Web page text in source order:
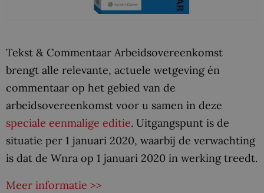
Tekst & Commentaar Arbeidsovereenkomst
brengt alle relevante, actuele wetgeving én
commentaar op het gebied van de
arbeidsovereenkomst voor u samen in deze
speciale eenmalige editie. Uitgangspunt is de
situatie per 1 januari 2020, waarbij de verwachting
is dat de Wnra op 1 januari 2020 in werking treedt.
Meer informatie >>